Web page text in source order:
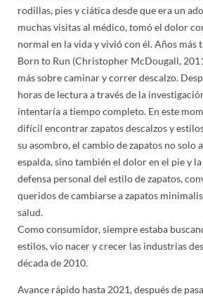
rodillas, pies y ciática desde que era un
muchas visitas al médico, tomó el dolor
normal en la vida y vivió con él. Años más
Born to Run (Christopher McDougall,
más sobre caminar y correr descalzo.
horas de lectura a través de la
intentaría a tiempo completo. En este
difícil encontrar zapatos descalzos y
su asombro, el cambio de zapatos no solo
espalda, sino también el dolor en el pie y
defensa personal del estilo de zapatos,
queridos de cambiarse a zapatos
salud.
Como consumidor, siempre estaba
estilos, vio nacer y crecer las industrias
década de 2010.
Avance rápido hasta 2021, después de